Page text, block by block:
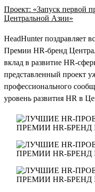
Проект: «Запуск первой
Центральной Азии»
HeadHunter поздравляет
Премии HR-бренд
вклад в развитие HR-
представленный проект
профессионального
уровень развития HR в